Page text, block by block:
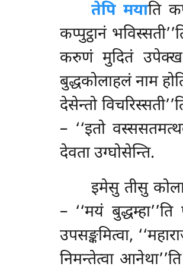
तेपि मयाति
कप्पुट्ठानं
करुणं मुदितं
बुद्धकोलाहलं नाम
देसेन्तो
– ‘‘इतो
देवता उग्घोसेन्ति.
इमेसु तीसु
– ‘‘मयं
उपसङ्कमित्वा,
निमन्तेत्वा